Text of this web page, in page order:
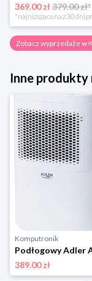
369.00 zł379.00 zł*
Zobacz wyprzedaże w
Inne produkty
Komputronik
389.00 zł